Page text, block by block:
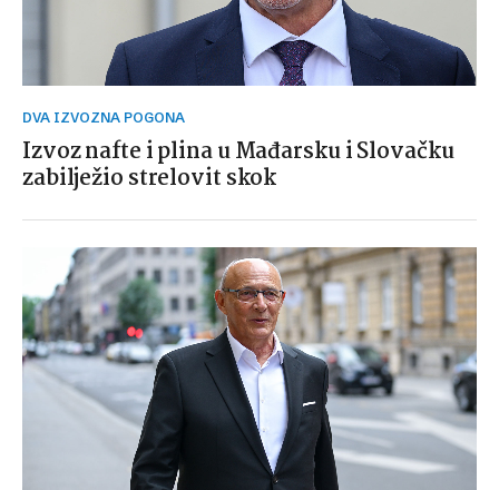
DVA IZVOZNA POGONA
Izvoz nafte i plina u Mađarsku i Slovačku
zabilježio strelovit skok